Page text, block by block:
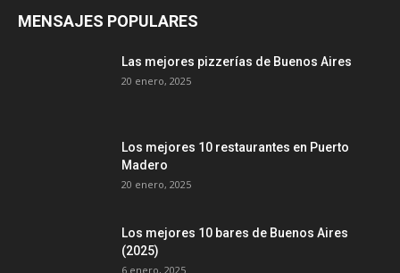
MENSAJES POPULARES
Las mejores pizzerías de Buenos Aires
20 enero, 2025
Los mejores 10 restaurantes en Puerto
Madero
20 enero, 2025
Los mejores 10 bares de Buenos Aires
(2025)
6 enero, 2025